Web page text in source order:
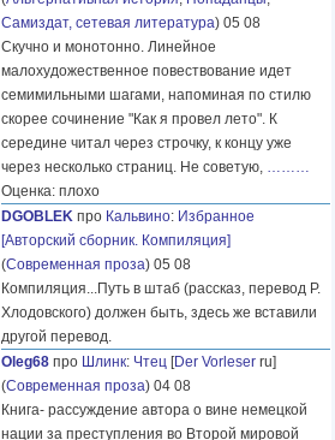
Самиздат, сетевая литература) 05 08
Скучно и монотонно. Линейное
малохудожественное повествование идет
семимильными шагами, напоминая по стилю
скорее сочинение "Как я провел лето". К
середине читал через строчку, к концу уже
через несколько страниц. Не советую, ………
Оценка: плохо
DGOBLEK про Кальвино: Избранное
[Авторский сборник. Компиляция]
(Современная проза) 05 08
Компиляция...Путь в штаб (рассказ, перевод Р.
Хлодовского) должен быть, здесь же вставили
другой перевод.
Oleg68 про Шлинк: Чтец [Der Vorleser ru]
(Современная проза) 04 08
Книга- рассуждение автора о вине немецкой
нации за преступления во Второй мировой